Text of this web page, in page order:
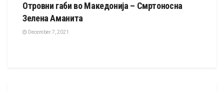
Отровни габи во Македонија – Смртоносна
Зелена Аманита
December 7, 2021